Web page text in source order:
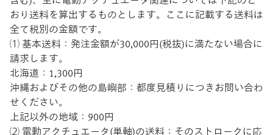
おり送料を算出するものとします。ここに記載する送料は
全て税別の金額です。
⑴ 基本送料：発注金額が30,000円(税抜)に満たない場合に
請求します。
北海道：1,300円
沖縄およびその他の島嶼部：都度見積りにつきお問い合わ
せください。
上記以外の地域：900円
⑵ 電動アクチュエータ(単軸)の送料：そのストロークに応